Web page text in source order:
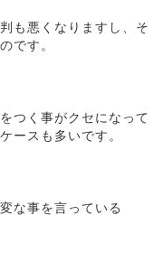
も悪くなりますし、そ
です。
つく事がクセになって
ースも多いです。
な事を言っている